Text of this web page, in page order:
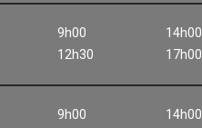
9h00
12h30
14h00
17h00
9h00
14h00